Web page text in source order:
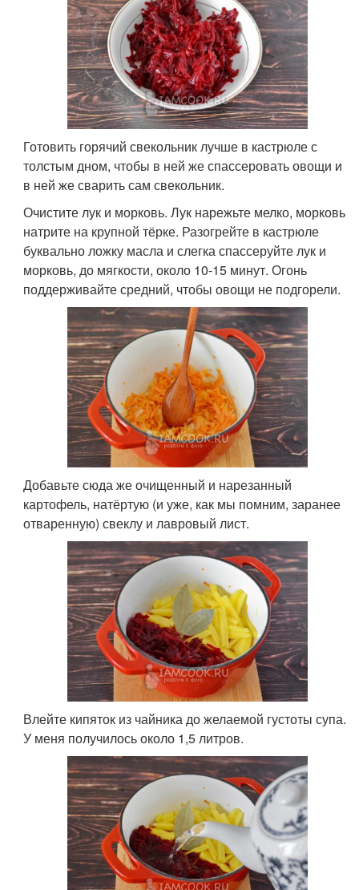
Готовить горячий свекольник лучше в кастрюле с
толстым дном, чтобы в ней же спассеровать овощи и
в ней же сварить сам свекольник.
Очистите лук и морковь. Лук нарежьте мелко, морковь
натрите на крупной тёрке. Разогрейте в кастрюле
буквально ложку масла и слегка спассеруйте лук и
морковь, до мягкости, около 10-15 минут. Огонь
поддерживайте средний, чтобы овощи не подгорели.
Добавьте сюда же очищенный и нарезанный
картофель, натёртую (и уже, как мы помним, заранее
отваренную) свеклу и лавровый лист.
Влейте кипяток из чайника до желаемой густоты супа.
У меня получилось около 1,5 литров.